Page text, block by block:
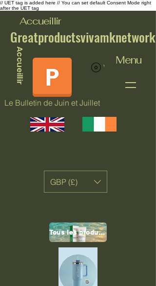
// UET tag is added here // You can set default Consent Mode right
after the UET tag
Accueillir
Le Bulletin de Juin et Juillet
Greatproductsvivamknetwork
Menu
Accueillir
GBP (£)
Tous les produits